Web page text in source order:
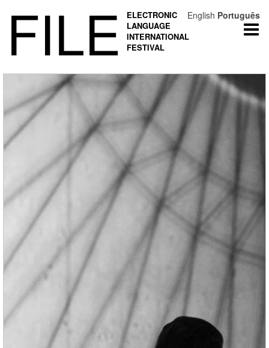
FILE
ELECTRONIC
LANGUAGE
INTERNATIONAL
FESTIVAL
English Português